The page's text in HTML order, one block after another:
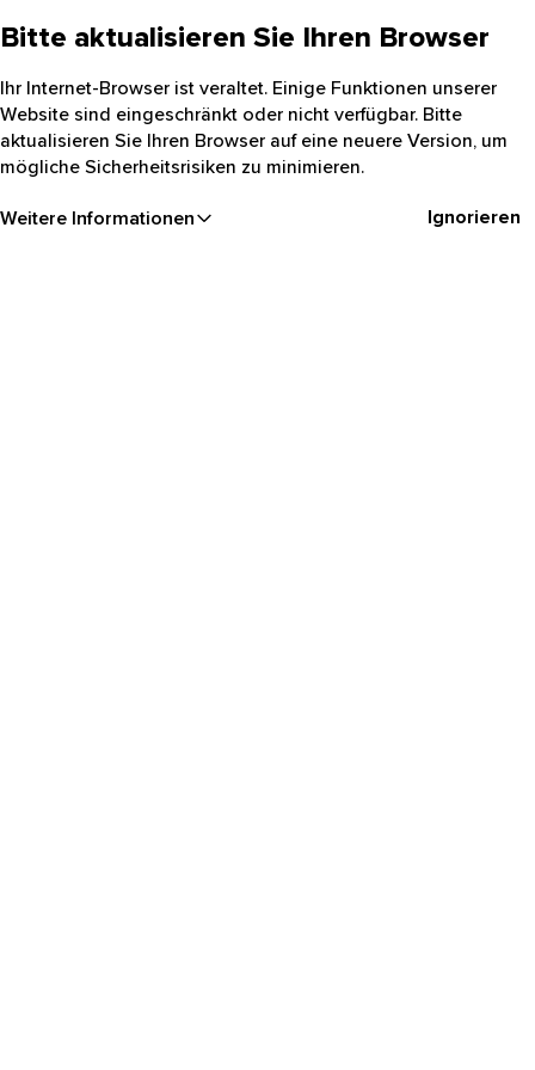
Bitte aktualisieren Sie Ihren Browser
Ihr Internet-Browser ist veraltet. Einige Funktionen unserer
Website sind eingeschränkt oder nicht verfügbar. Bitte
aktualisieren Sie Ihren Browser auf eine neuere Version, um
mögliche Sicherheitsrisiken zu minimieren.
Weitere Informationen Ignorieren